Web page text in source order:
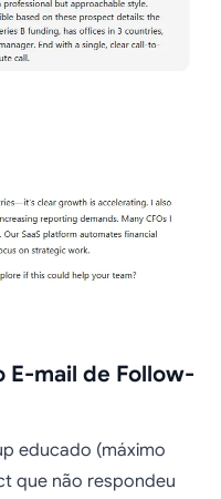
E-mail de Follow-
educado (máximo
que não respondeu